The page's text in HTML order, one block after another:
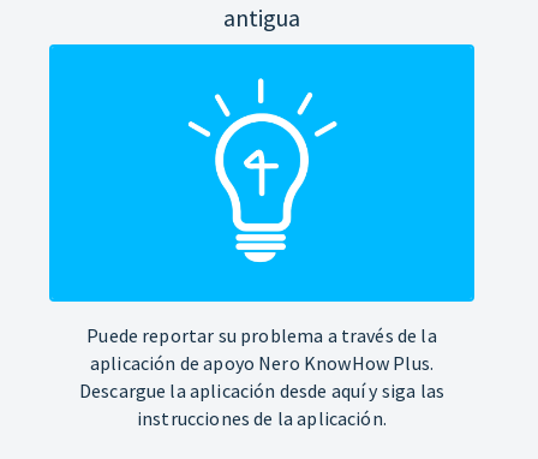
antigua
Puede reportar su problema a través de la
aplicación de apoyo Nero KnowHow Plus.
Descargue la aplicación desde aquí y siga las
instrucciones de la aplicación.